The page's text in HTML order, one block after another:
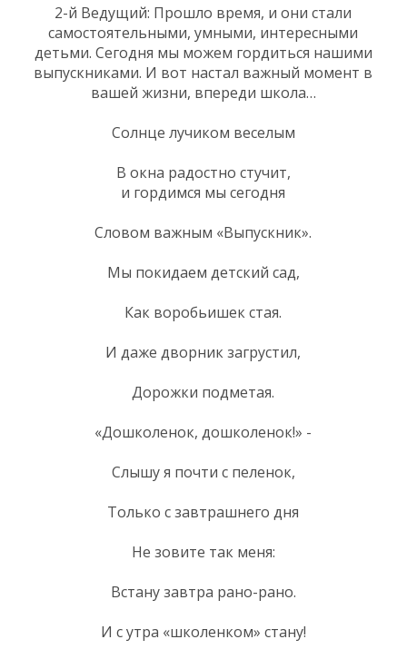
2-й Ведущий: Прошло время, и они стали
самостоятельными, умными, интересными
детьми. Сегодня мы можем гордиться нашими
выпускниками. И вот настал важный момент в
вашей жизни, впереди школа…
Солнце лучиком веселым
В окна радостно стучит,
и гордимся мы сегодня
Словом важным «Выпускник».
Мы покидаем детский сад,
Как воробьишек стая.
И даже дворник загрустил,
Дорожки подметая.
«Дошколенок, дошколенок!» -
Слышу я почти с пеленок,
Только с завтрашнего дня
Не зовите так меня:
Встану завтра рано-рано.
И с утра «школенком» стану!